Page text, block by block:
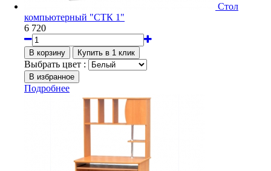
Стол
компьютерный "СТК 1"
6 720
Выбрать цвет :
Подробнее